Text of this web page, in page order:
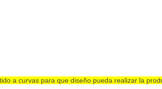
a curvas para que diseño pueda realizar la